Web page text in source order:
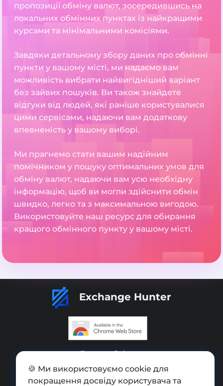
пропозиції обміну валют, зосередившись на
локальних обмінних пунктах із найкращими
курсами та мінімальними комісіями.
Завдяки детальному збору даних про обмінні
пункти у вашому місті, ми надаємо вам
можливість вибрати найвигідніший варіант
без зайвих пошуків. Ви також знайдете
відгуки від людей, які раніше користувалися
цими сервісами, надаючи вам додаткову
впевненість у вашому виборі.
Ми прагнемо стати вашим надійним
помічником у пошуку оптимальних умов для
обміну валют, надаючи вам усю необхідну
інформацію, щоб ви могли здійснити обмін
швидко, легко та з максимальною вигодою.
Використовуйте наш ресурс для обирання
кращого обмінного пункту у вашому місті.
Exchange Hunter
Додати обмінник
Мапа сайту
🍪 Ми використовуємо cookie для
покращення досвіду користувача та